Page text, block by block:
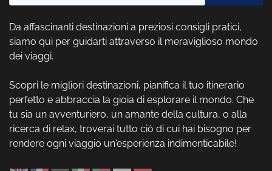
Da affascinanti destinazioni a preziosi consigli pratici,
siamo qui per guidarti attraverso il meraviglioso mondo
dei viaggi.
Scopri le migliori destinazioni, pianifica il tuo itinerario
perfetto e abbraccia la gioia di esplorare il mondo. Che
tu sia un avventuriero, un amante della cultura, o alla
ricerca di relax, troverai tutto ciò di cui hai bisogno per
rendere ogni viaggio un'esperienza indimenticabile!